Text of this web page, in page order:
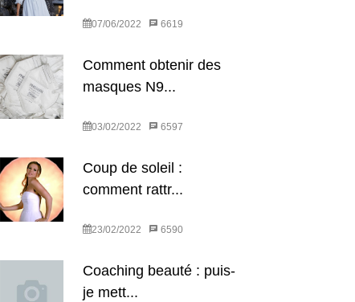
07/06/2022 6619
Comment obtenir des
masques N9...
03/02/2022 6597
Coup de soleil :
comment rattr...
23/02/2022 6590
Coaching beauté : puis-
je mett...